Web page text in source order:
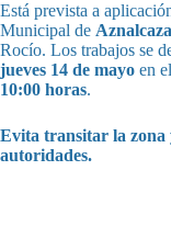
Está prevista a
Municipal de
Rocío. Los trabajos se
jueves 14 de mayo en
10:00 horas.
Evita transitar la zona
autoridades.